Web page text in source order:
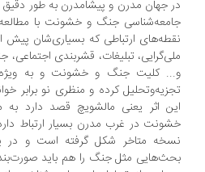
جهان مدرن و پیشامدرن به طور دقیق و
جنگ و خشونت با مطالعه‌
ارتباطی که بسیاری‌شان پیش از این
تبلیغات، قشربندی اجتماعی،
کلیت جنگ و خشونت و به ویژه جنگ
کرده و منظری نو برابر
اثر یعنی مالشویچ قصد دارد به
در غرب مدرن بسیار ارتباط دارد با
متاخر شکل گرفته است و در پی
مثل جنگ را هم باید صورت‌بندی